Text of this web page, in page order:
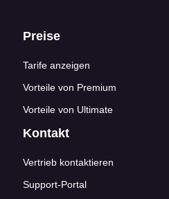
Footer-Links
Preise
Tarife anzeigen
Vorteile von Premium
Vorteile von Ultimate
Kontakt
Vertrieb kontaktieren
Support-Portal